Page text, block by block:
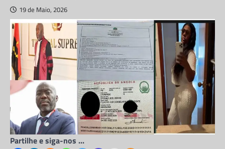
19 de Maio, 2026
Partilhe e siga-nos ...